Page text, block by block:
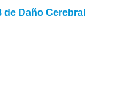
de Daño Cerebral